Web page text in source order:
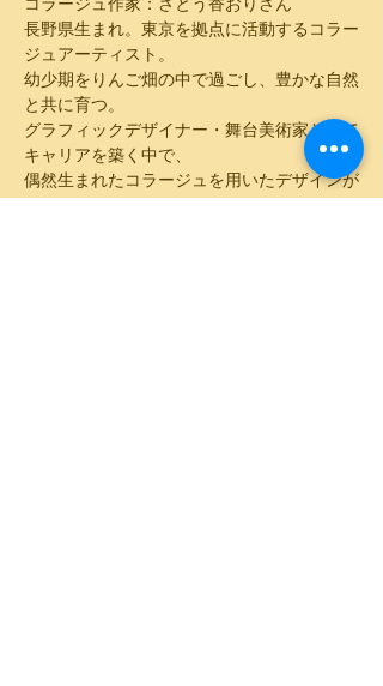
長野県生まれ。東京を拠点に活動するコラー
ジュアーティスト。
幼少期をりんご畑の中で過ごし、豊かな自然
と共に育つ。
グラフィックデザイナー・舞台美術家として
キャリアを築く中で、
偶然生まれたコラージュを用いたデザインが
きっかけとなり、